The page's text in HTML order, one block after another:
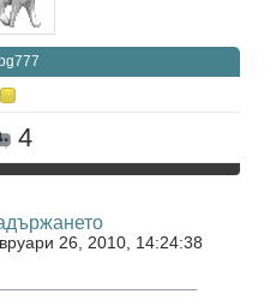
4
26, 2010, 14:24:38